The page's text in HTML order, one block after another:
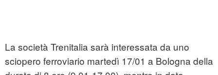
La società Trenitalia sarà interessata da uno
sciopero ferroviario martedì 17/01 a Bologna della